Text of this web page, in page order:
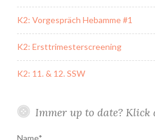
K2: Vorgespräch Hebamme #1
K2: Ersttrimesterscreening
K2: 11. & 12. SSW
Immer up to date? Klick